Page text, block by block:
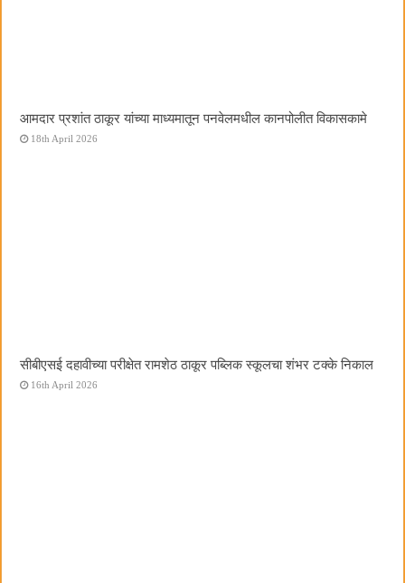
आमदार प्रशांत ठाकूर यांच्या माध्यमातून पनवेलमधील कानपोलीत विकासकामे
18th April 2026
सीबीएसई दहावीच्या परीक्षेत रामशेठ ठाकूर पब्लिक स्कूलचा शंभर टक्के निकाल
16th April 2026